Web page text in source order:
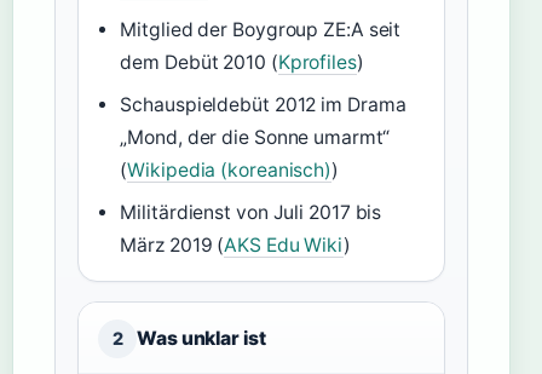
Mitglied der Boygroup ZE:A seit
dem Debüt 2010 (Kprofiles)
Schauspieldebüt 2012 im Drama
„Mond, der die Sonne umarmt“
(Wikipedia (koreanisch))
Militärdienst von Juli 2017 bis
März 2019 (AKS Edu Wiki)
2 Was unklar ist